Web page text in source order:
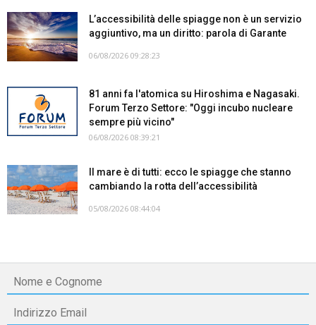
L’accessibilità delle spiagge non è un servizio
aggiuntivo, ma un diritto: parola di Garante
06/08/2026 09:28:23
81 anni fa l'atomica su Hiroshima e Nagasaki.
Forum Terzo Settore: "Oggi incubo nucleare
sempre più vicino"
06/08/2026 08:39:21
Il mare è di tutti: ecco le spiagge che stanno
cambiando la rotta dell’accessibilità
05/08/2026 08:44:04